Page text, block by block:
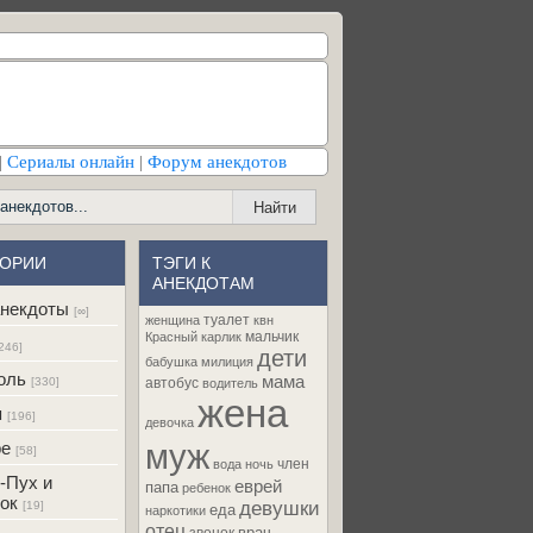
Сериалы онлайн | Форум анекдотов
[∞]
[330]
[196]
[58]
Пух и
[19]
ТЭГИ К
АНЕКДОТАМ
женщина туалет квн
Красный карлик мальчик
бабушка милиция дети
автобус водитель мама
девочка жена
муж вода ночь член
папа ребенок еврей
наркотики еда девушки